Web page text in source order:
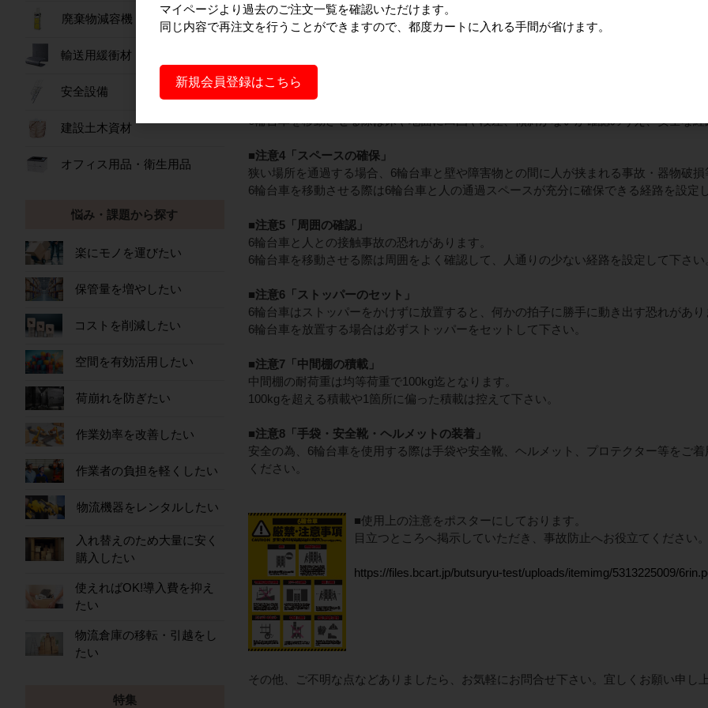
6輪台車の制御不能による器物や人への衝突事故、倒壊の恐れがございますので、1
上にて作業を行なうなど、注意してご使用ください。
■注意3「不安定な場所の移動」
床が平面でない場合、6輪台車本体や積載荷の倒壊により、人が6輪台車・荷物の下
6輪台車を移動させる際は床や地面に凹凸や段差、傾斜がないか確認のうえ、安全な
■注意4「スペースの確保」
狭い場所を通過する場合、6輪台車と壁や障害物との間に人が挟まれる事故・器物破
6輪台車を移動させる際は6輪台車と人の通過スペースが充分に確保できる経路を設定
■注意5「周囲の確認」
6輪台車と人との接触事故の恐れがあります。
6輪台車を移動させる際は周囲をよく確認して、人通りの少ない経路を設定して下さい
■注意6「ストッパーのセット」
6輪台車はストッパーをかけずに放置すると、何かの拍子に勝手に動き出す恐れがあり
6輪台車を放置する場合は必ずストッパーをセットして下さい。
■注意7「中間棚の積載」
中間棚の耐荷重は均等荷重で100kg迄となります。
100kgを超える積載や1箇所に偏った積載は控えて下さい。
■注意8「手袋・安全靴・ヘルメットの装着」
安全の為、6輪台車を使用する際は手袋や安全靴、ヘルメット、プロテクター等をご
ください。
■使用上の注意をポスターにしております。
目立つところへ掲示していただき、事故防止へお役立てください
https://files.bcart.jp/butsuryu-test/uploads/itemimg/5313225009/
その他、ご不明な点などありましたら、お気軽にお問合せ下さい。宜しくお願い申し
廃棄物減容機
輸送用緩衝材
安全設備
建設土木資材
オフィス用品・衛生用品
悩み・課題から探す
楽にモノを運びたい
保管量を増やしたい
コストを削減したい
空間を有効活用したい
荷崩れを防ぎたい
作業効率を改善したい
作業者の負担を軽くしたい
物流機器をレンタルしたい
入れ替えのため大量に安く
購入したい
使えればOK!導入費を抑え
たい
物流倉庫の移転・引越をし
たい
特集
マイページより過去のご注文一覧を確認いただけます。
同じ内容で再注文を行うことができますので、都度カートに入れる手間が省けます。
新規会員登録はこちら